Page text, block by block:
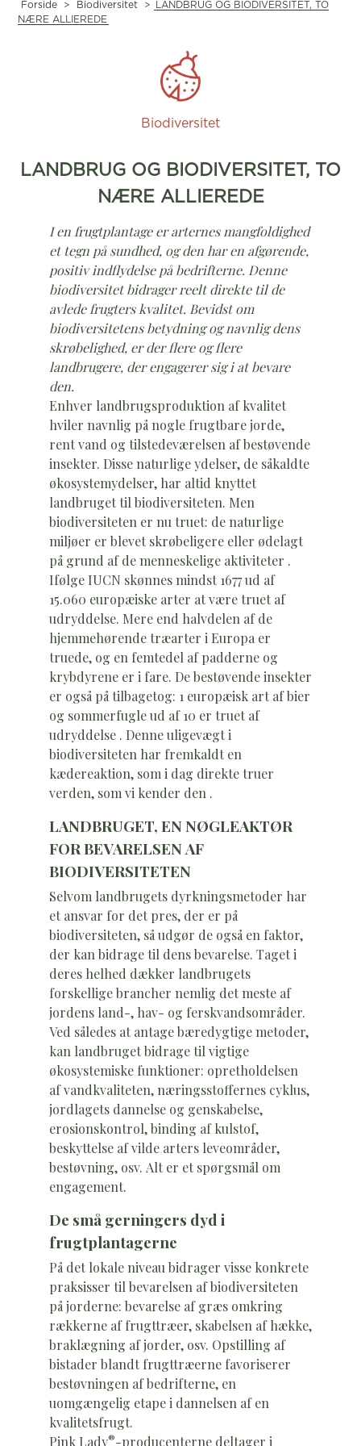
Forside > Biodiversitet >
LANDBRUG OG BIODIVERSITET, TO
NÆRE ALLIEREDE
Biodiversitet
LANDBRUG OG BIODIVERSITET, TO
NÆRE ALLIEREDE
I en frugtplantage er arternes mangfoldighed
et tegn på sundhed, og den har en afgørende,
positiv indflydelse på bedrifterne. Denne
biodiversitet bidrager reelt direkte til de
avlede frugters kvalitet. Bevidst om
biodiversitetens betydning og navnlig dens
skrøbelighed, er der flere og flere
landbrugere, der engagerer sig i at bevare
den.
Enhver landbrugsproduktion af kvalitet
hviler navnlig på nogle frugtbare jorde,
rent vand og tilstedeværelsen af bestøvende
insekter. Disse naturlige ydelser, de såkaldte
økosystemydelser, har altid knyttet
landbruget til biodiversiteten. Men
biodiversiteten er nu truet: de naturlige
miljøer er blevet skrøbeligere eller ødelagt
på grund af de menneskelige aktiviteter .
Ifølge IUCN skønnes mindst 1677 ud af
15.060 europæiske arter at være truet af
udryddelse. Mere end halvdelen af de
hjemmehørende træarter i Europa er
truede, og en femtedel af padderne og
krybdyrene er i fare. De bestøvende insekter
er også på tilbagetog: 1 europæisk art af bier
og sommerfugle ud af 10 er truet af
udryddelse . Denne uligevægt i
biodiversiteten har fremkaldt en
kædereaktion, som i dag direkte truer
verden, som vi kender den .
LANDBRUGET, EN NØGLEAKTØR
FOR BEVARELSEN AF
BIODIVERSITETEN
Selvom landbrugets dyrkningsmetoder har
et ansvar for det pres, der er på
biodiversiteten, så udgør de også en faktor,
der kan bidrage til dens bevarelse. Taget i
deres helhed dækker landbrugets
forskellige brancher nemlig det meste af
jordens land-, hav- og ferskvandsområder.
Ved således at antage bæredygtige metoder,
kan landbruget bidrage til vigtige
økosystemiske funktioner: opretholdelsen
af vandkvaliteten, næringsstoffernes cyklus,
jordlagets dannelse og genskabelse,
erosionskontrol, binding af kulstof,
beskyttelse af vilde arters leveområder,
bestøvning, osv. Alt er et spørgsmål om
engagement.
De små gerningers dyd i
frugtplantagerne
På det lokale niveau bidrager visse konkrete
praksisser til bevarelsen af biodiversiteten
på jorderne: bevarelse af græs omkring
rækkerne af frugttræer, skabelsen af hække,
braklægning af jorder, osv. Opstilling af
bistader blandt frugttræerne favoriserer
bestøvningen af bedrifterne, en
uomgængelig etape i dannelsen af en
kvalitetsfrugt.
Pink Lady®-producenterne deltager i